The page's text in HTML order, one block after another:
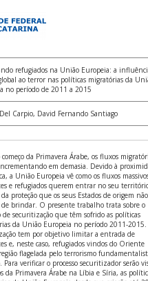
refugiados na União Europeia: a
ao terror nas políticas migratórias da
no período de 2011 a 2015
Carpio, David Fernando Santiago
começo da Primavera Árabe, os fluxos
em demasia. Devido à
a União Europeia vê como os fluxos
e refugiados querem entrar no seu
proteção que os seus Estados de origem
de brindar. O presente trabalho trata sobre o
de securitização que têm sofrido as políticas
da União Europeia no período 2011-2015.
tem por objetivo limitar a entrada de
e, neste caso, refugiados vindos do Oriente
flagelada pelo terrorismo
Para verificar o processo securitizador serão
da Primavera Árabe na Líbia e Síria, as